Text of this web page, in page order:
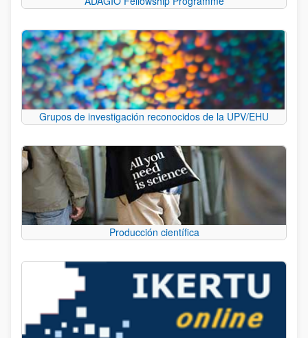
Grupos de investigación reconocidos de la UPV/EHU
Producción científica